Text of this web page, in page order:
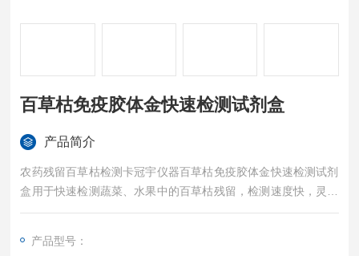
百草枯免疫胶体金快速检测试剂盒
产品简介
农药残留百草枯检测卡冠宇仪器百草枯免疫胶体金快速检测试剂
盒用于快速检测蔬菜、水果中的百草枯残留，检测速度快，灵敏
度高，适用于各类企业及检测机构。
产品型号：